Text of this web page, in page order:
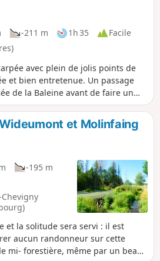
-211 m 1h 35
Facile
avec plein de jolis points de
et bien entretenue. Un passage
de la Baleine avant de faire un
dans une jolie baie.
et Molinfaing
-195 m
et la solitude sera servi : il est
aucun randonneur sur cette
mi- forestière, même par un beau